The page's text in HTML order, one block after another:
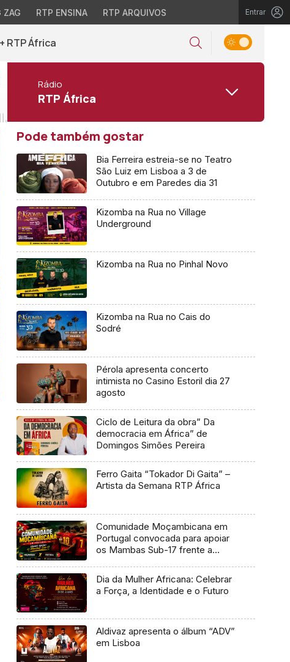
ZAG RTP ENSINA RTP ARQUIVOS Entrar
+ RTP África
Rádio
RTP África
Pode também gostar
Bia Ferreira estreia-se no Teatro
São Luiz em Lisboa a 3 de
Outubro e em Paredes dia 31
Kizomba na Rua no Village
Underground
Kizomba na Rua no Pinhal Novo
Kizomba na Rua no Cais do
Sodré
Pérola apresenta concerto
intimista no Casino Estoril dia 27
agosto
Ciclo de Leitura da obra” Da
democracia em África” de
Domingos Simões Pereira
Ferro Gaita “Tokador Di Gaita” –
Artista da Semana RTP África
Comunidade Moçambicana em
Portugal convocada para apoiar
os Mambas Sub-17 frente a
Dia da Mulher Africana: Celebrar
a Força, a Identidade e o Futuro
Aldivaz apresenta o álbum “ADV”
em Lisboa